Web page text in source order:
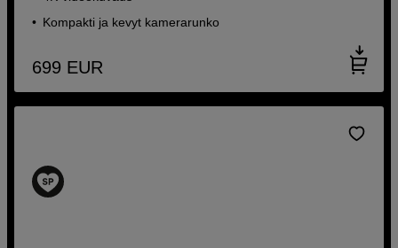
Kompakti ja kevyt kamerarunko
699 EUR